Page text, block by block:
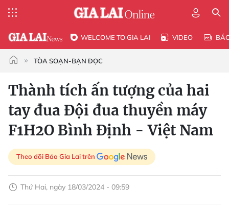
WELCOME TO GIA LAI VIDEO
TÒA SOẠN-BẠN ĐỌC
Thành tích ấn tượng của hai
tay đua Đội đua thuyền máy
F1H2O Bình Định - Việt Nam
Theo dõi Báo Gia Lai trên
Thứ Hai, ngày 18/03/2024 - 09:59